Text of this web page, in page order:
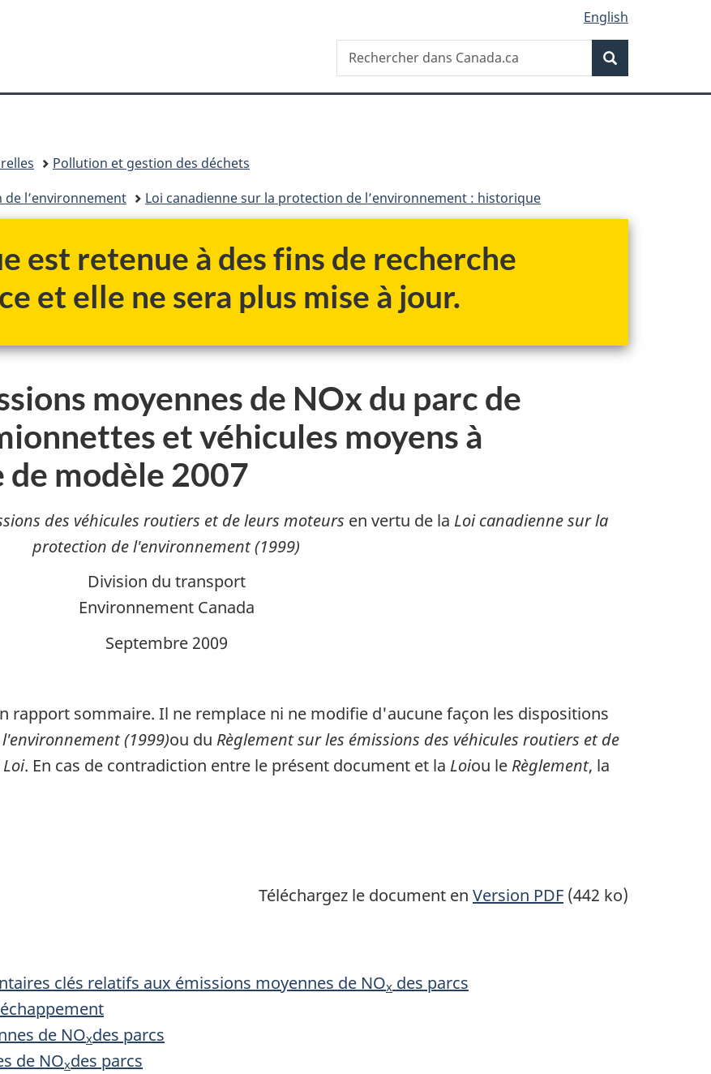
sujet
HTML
English
Recherche
Rechercher
dans
Pollution et gestion des déchets
de l’environnement
Loi canadienne sur la protection de l’environnement : historique
est retenue à des fins de recherche
et elle ne sera plus mise à jour.
moyennes de NOx du parc de
et véhicules moyens à
de modèle 2007
des véhicules routiers et de leurs moteurs en vertu de la Loi canadienne sur la
protection de l'environnement (1999)
Division du transport
Environnement Canada
Septembre 2009
rapport sommaire. Il ne remplace ni ne modifie d'aucune façon les dispositions
(1999)ou du Règlement sur les émissions des véhicules routiers et de
Loi. En cas de contradiction entre le présent document et la Loiou le Règlement, la
Téléchargez le document en Version PDF (442 ko)
clés relatifs aux émissions moyennes de NOx des parcs
de NOxdes parcs
de NOxdes parcs